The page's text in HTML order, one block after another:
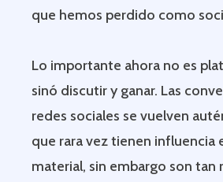
que hemos perdido como
Lo importante ahora no es
sinó discutir y ganar. Las
redes sociales se vuelven
que rara vez tienen influencia
material, sin embargo son tan